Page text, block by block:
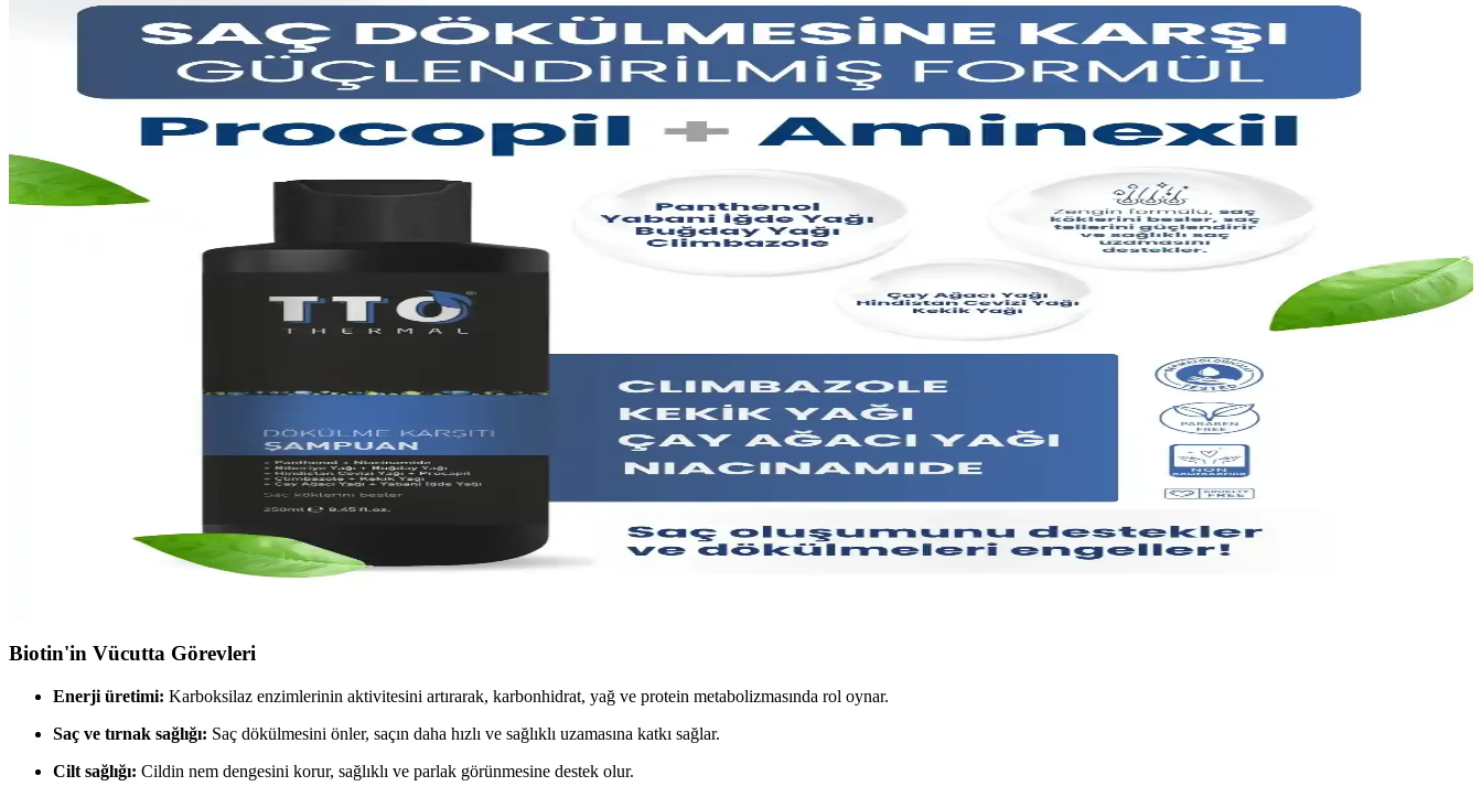
Güçlü Biotin Takviyeleri ile Saç ve Cilt Sağlığını Destekleme Rehberi
Yüksek biotin içeren takviyeler, saç dökülmesini önler, saçları güçlendirir ve cilt elastikiyetini artırır. Düzenli kullanım ve uzman önerisiyle en iyi sonuçlar elde edilir.
Saç Sağlığını Güçlendiren Biotin ve Kafein İçeren Spreyler Hakkında Detaylı Bilgi
Biotin ve kafein içeren saç spreyleri, saç dökülmesini önler ve saçların sağlıklı, kalın görünmesine yardımcı olur. Düzenli kullanımda etkili sonuçlar sağlar.
Saç Hacmini Artıran Şampuanlar: Etkili ve Güvenilir Çözüm Seçenekleri
Saç hacmini artıran şampuanlar, güçlendirici ve besleyici içeriklerle saç köklerini destekler, düzenli kullanımda doğal dolgunluk sağlar.
Saç Sağlığını Güçlendiren Şampuanlar: İçerik ve Etki Analizi
Saç sağlığını koruyan ve güçlendiren şampuanların temel içerikleri, etkileri ve kullanım önerileri hakkında detaylı bilgi içerir.
Elidor Superblend Şampuanı ile Sağlıklı ve Güçlü Saçlar İçin Bilmeniz Gerekenler
Elidor Superblend şampuanı, biotin ve besleyici içerikleriyle saçların güçlenmesine ve kırılmaların önlenmesine yardımcı olur, sağlıklı saç uzamasını destekler, düzenli kullanım önemlidir.
Erkekler İçin Güçlü ve Sağlıklı Saçlara Ulaşmanın Etkili Bakım Yöntemleri
Erkekler için saç bakımında doğru ürünler ve düzenli kullanımın önemi, güçlendirici ürünler ve sağlıklı alışkanlıklar ile saçlarınızda gözle görülür farklar sağlar.
Saç Hacmini Artıran ve Güçlendiren Şampuanlar: Doğal Dolgunluk İçin En İyi Seçenekler
Biotin'in Vücutta Görevleri
Enerji üretimi: Karboksilaz enzimlerinin aktivitesini artırarak, karbonhidrat, yağ ve protein metabolizmasında rol oynar.
Saç ve tırnak sağlığı: Saç dökülmesini önler, saçın daha hızlı ve sağlıklı uzamasına katkı sağlar.
Cilt sağlığı: Cildin nem dengesini korur, sağlıklı ve parlak görünmesine destek olur.